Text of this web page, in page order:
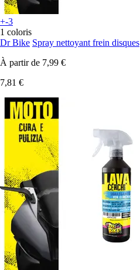
+-3
1 coloris
Dr Bike Spray nettoyant frein disques
À partir de 7,99 €
7,81 €